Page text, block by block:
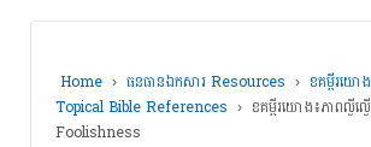
Home › ធនធានឯកសារ Resources › ខគម្ពីរយោ
Topical Bible References › ខគម្ពីរយោង៖ភាពល្ងីល្
Foolishness